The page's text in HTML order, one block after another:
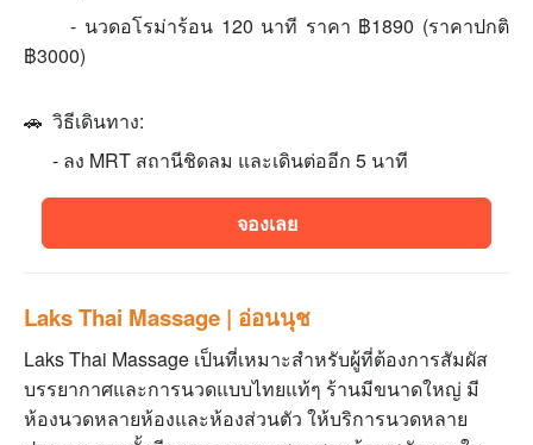
- นวดอโรม่าร้อน 120 นาที ราคา ฿1890 (ราคาปกติ
฿3000)
🚗 วิธีเดินทาง:
- ลง MRT สถานีชิดลม และเดินต่ออีก 5 นาที
จองเลย
Laks Thai Massage | อ่อนนุช
Laks Thai Massage เป็นที่เหมาะสำหรับผู้ที่ต้องการสัมผัส
บรรยากาศและการนวดแบบไทยแท้ๆ ร้านมีขนาดใหญ่ มี
ห้องนวดหลายห้องและห้องส่วนตัว ให้บริการนวดหลาย